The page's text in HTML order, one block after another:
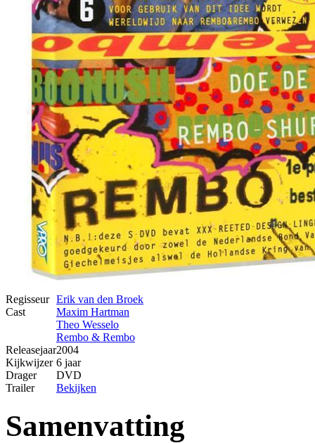
Regisseur Erik van den Broek
Cast
Maxim Hartman
Theo Wesselo
Rembo & Rembo
Releasejaar2004
Kijkwijzer 6 jaar
Drager
DVD
Trailer
Bekijken
Samenvatting